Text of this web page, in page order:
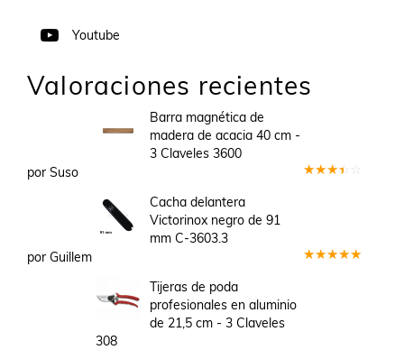
Youtube
Valoraciones recientes
Barra magnética de
madera de acacia 40 cm -
3 Claveles 3600
por Suso
Cacha delantera
Victorinox negro de 91
mm C-3603.3
por Guillem
Tijeras de poda
profesionales en aluminio
de 21,5 cm - 3 Claveles
308